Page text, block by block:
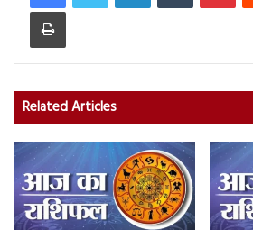
Print
Related Articles